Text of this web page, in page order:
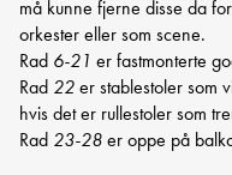
må kunne fjerne disse da
orkester eller som scene.
Rad 6-21 er fastmonterte
Rad 22er stablestoler som
hvis det er rullestoler som
Rad 23-28er oppe på